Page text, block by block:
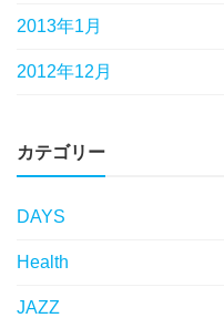
2013年1月
2012年12月
カテゴリー
DAYS
Health
JAZZ